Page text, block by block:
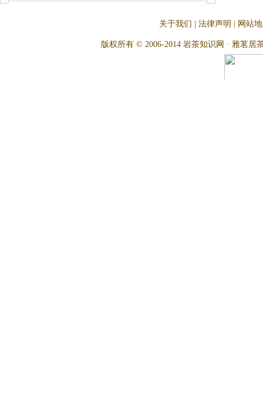
关于我们 法律声明 网站
版权所有 © 2006-2014 岩茶知识网 · 雅茗居